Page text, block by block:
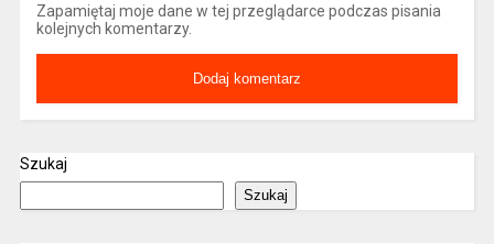
Zapamiętaj moje dane w tej przeglądarce podczas pisania
kolejnych komentarzy.
Szukaj
Szukaj